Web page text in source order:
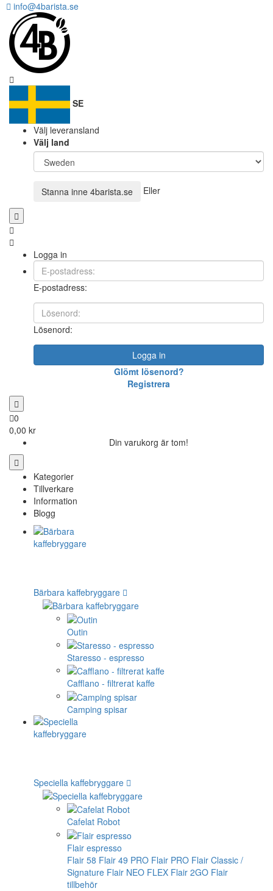
info@4barista.se
SE
Välj leveransland
Välj land
Stanna inne 4barista.se Eller
Logga in
E-postadress:
Lösenord:
Logga in
Glömt lösenord?
Registrera
0
0,00 kr
Din varukorg är tom!
Kategorier
Tillverkare
Information
Blogg
Bärbara kaffebryggare
Outin
Staresso - espresso
Cafflano - filtrerat kaffe
Camping spisar
Speciella kaffebryggare
Cafelat Robot
Flair espresso
Flair 58 Flair 49 PRO Flair PRO Flair Classic /
Signature Flair NEO FLEX Flair 2GO Flair
tillbehör